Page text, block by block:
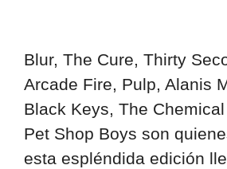
Blur, The Cure, Thirty
Arcade Fire, Pulp, Alanis
Black Keys, The
Pet Shop Boys son
esta espléndida edición